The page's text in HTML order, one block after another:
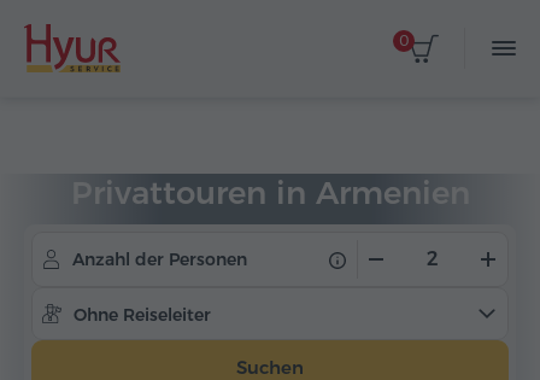
0
Privattouren in Armenien
Anzahl der Personen
Ohne Reiseleiter
Suchen